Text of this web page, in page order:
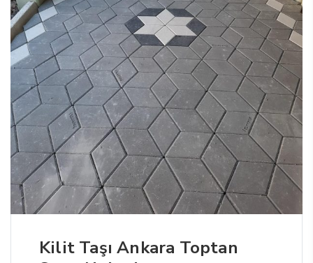
Kilit Taşı Ankara Toptan